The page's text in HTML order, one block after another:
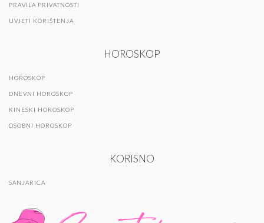
PRAVILA PRIVATNOSTI
UVJETI KORIŠTENJA
HOROSKOP
HOROSKOP
DNEVNI HOROSKOP
KINESKI HOROSKOP
OSOBNI HOROSKOP
KORISNO
SANJARICA